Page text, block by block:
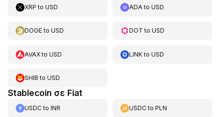
XRP to USD ADA toUSD
DOGEto USD DOT toUSD
AVAXto USD LINKtoUSD
SHIB to USD
Stablecoin σε Fiat
USDCto INR USDCtoPLN